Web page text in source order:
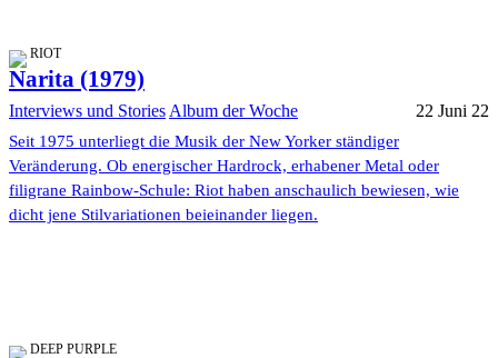
RIOT
Narita (1979)
Interviews und Stories Album der Woche 22 Juni 22
Seit 1975 unterliegt die Musik der New Yorker ständiger
Veränderung. Ob energischer Hardrock, erhabener Metal oder
filigrane Rainbow-Schule: Riot haben anschaulich bewiesen, wie
dicht jene Stilvariationen beieinander liegen.
DEEP PURPLE